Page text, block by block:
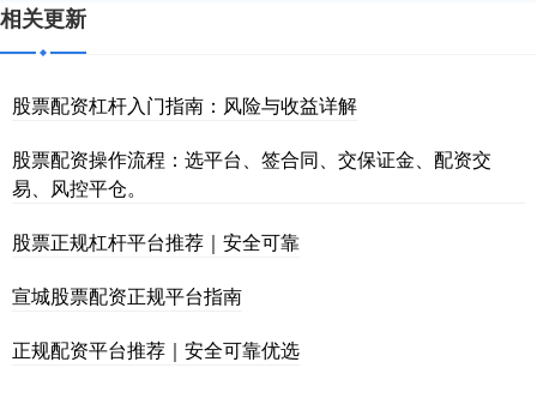
相关更新
股票配资杠杆入门指南：风险与收益详解
股票配资操作流程：选平台、签合同、交保证金、配资交
易、风控平仓。
股票正规杠杆平台推荐｜安全可靠
宣城股票配资正规平台指南
正规配资平台推荐｜安全可靠优选